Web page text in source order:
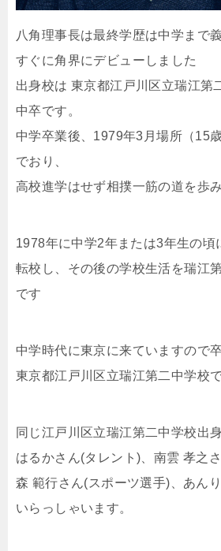
八角理事長は最終学歴は中学まで
すぐに角界にデビューしました
出身校は 東京都江戸川区立瑞江第
中卒です。
中学卒業後、1979年3月場所（15
でおり、
高校進学はせず相撲一筋の道を歩
1978年に中学2年または3年生の頃
転校し、その後の学校生活を瑞江
です
中学時代に東京に来ていますので
東京都江戸川区立瑞江第二中学校
同じ江戸川区立瑞江第二中学校出
はるかさん(タレント)、南雲 孝之
森 範行さん(スポーツ選手)、あん
いらっしゃいます。